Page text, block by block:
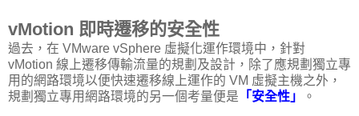
vMotion 即時遷移的安全性
過去，在 VMware vSphere 虛擬化運作環境中，針對
vMotion 線上遷移傳輸流量的規劃及設計，除了應規劃獨立專
用的網路環境以便快速遷移線上運作的 VM 虛擬主機之外，
規劃獨立專用網路環境的另一個考量便是 「安全性」 。